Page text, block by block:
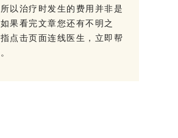
以治疗时发生的费用并非是
果看完文章您还有不明之
点击页面连线医生，立即帮